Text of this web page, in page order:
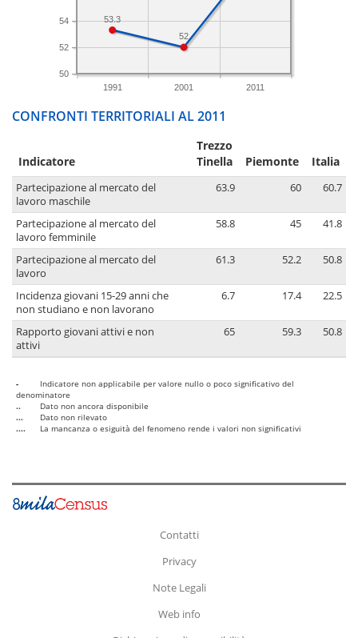
1991 2001 2011
50
52
54
52
53.3
CONFRONTI TERRITORIALI AL 2011
Indicatore
Trezzo
Tinella
Piemonte Italia
Partecipazione al mercato del
lavoro maschile
63.9 60 60.7
Partecipazione al mercato del
lavoro femminile
58.8 45 41.8
Partecipazione al mercato del
lavoro
61.3 52.2 50.8
Incidenza giovani 15-29 anni che
non studiano e non lavorano
6.7 17.4 22.5
Rapporto giovani attivi e non
attivi
65 59.3 50.8
-
Indicatore non applicabile per valore nullo o poco significativo del
denominatore
..
Dato non ancora disponibile
...
Dato non rilevato
....
La mancanza o esiguità del fenomeno rende i valori non significativi
Contatti
Privacy
Note Legali
Web info